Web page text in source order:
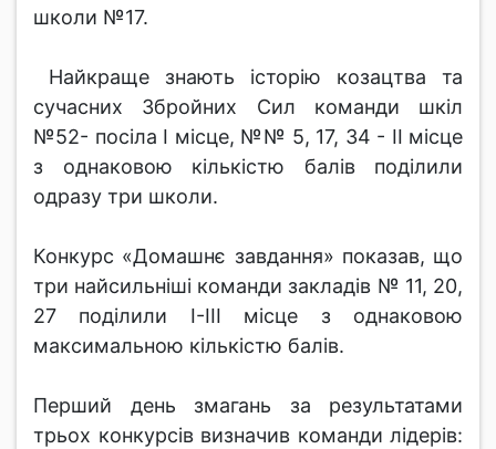
школи №17.
Найкраще знають історію козацтва та
сучасних Збройних Сил команди шкіл
№52- посіла І місце, №№ 5, 17, 34 - ІІ місце
з однаковою кількістю балів поділили
одразу три школи.
Конкурс «Домашнє завдання» показав, що
три найсильніші команди закладів № 11, 20,
27 поділили І-ІІІ місце з однаковою
максимальною кількістю балів.
Перший день змагань за результатами
трьох конкурсів визначив команди лідерів: